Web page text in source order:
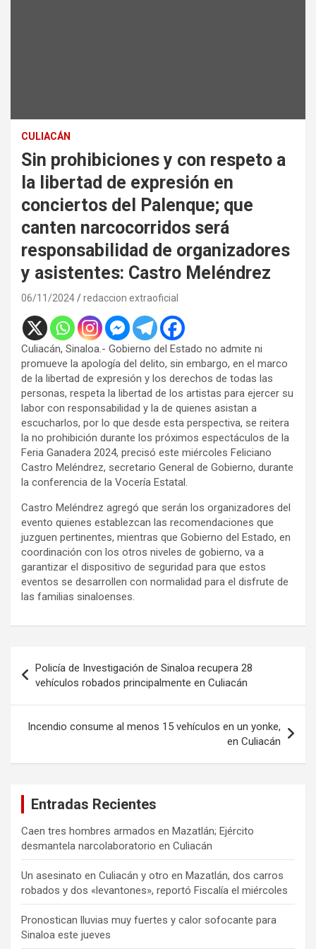
CULIACÁN
Sin prohibiciones y con respeto a
la libertad de expresión en
conciertos del Palenque; que
canten narcocorridos será
responsabilidad de organizadores
y asistentes: Castro Meléndrez
06/11/2024 redaccion extraoficial
Culiacán, Sinaloa.- Gobierno del Estado no admite ni
promueve la apología del delito, sin embargo, en el marco
de la libertad de expresión y los derechos de todas las
personas, respeta la libertad de los artistas para ejercer su
labor con responsabilidad y la de quienes asistan a
escucharlos, por lo que desde esta perspectiva, se reitera
la no prohibición durante los próximos espectáculos de la
Feria Ganadera 2024, precisó este miércoles Feliciano
Castro Meléndrez, secretario General de Gobierno, durante
la conferencia de la Vocería Estatal.
Castro Meléndrez agregó que serán los organizadores del
evento quienes establezcan las recomendaciones que
juzguen pertinentes, mientras que Gobierno del Estado, en
coordinación con los otros niveles de gobierno, va a
garantizar el dispositivo de seguridad para que estos
eventos se desarrollen con normalidad para el disfrute de
las familias sinaloenses.
de
entradas
Policía de Investigación de Sinaloa recupera 28
vehículos robados principalmente en Culiacán
Incendio consume al menos 15 vehículos en un yonke,
en Culiacán
Entradas Recientes
Caen tres hombres armados en Mazatlán; Ejército
desmantela narcolaboratorio en Culiacán
Un asesinato en Culiacán y otro en Mazatlán, dos carros
robados y dos «levantones», reportó Fiscalía el miércoles
Pronostican lluvias muy fuertes y calor sofocante para
Sinaloa este jueves